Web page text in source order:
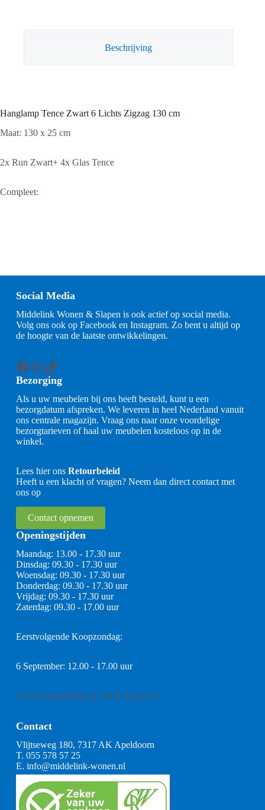
Beschrijving
Hanglamp Tence Zwart 6 Lichts Zigzag 130 cm
Maat: 130 x 25 cm
2x Run Zwart+ 4x Glas Tence
Compleet:
Social Media
Middelink Wonen & Slapen is ook actief op social media.
Volg ons ook op Facebook en Instagram. Zo bent u altijd op
de hoogte van de laatste ontwikkelingen.
Facebook
Instagram
TikTok
Bezorging
Als u uw meubelen bij ons heeft besteld, kunt u een
bezorgdatum afspreken. We leveren in heel Nederland vanuit
ons centrale magazijn. Vraag ons naar onze voordelige
bezorgtarieven of haal uw meubelen kosteloos op in de
winkel.
Lees hier ons Retourbeleid
Heeft u een klacht of vragen? Neem dan direct contact met
ons op
Contact opnemen
Openingstijden
Maandag: 13.00 - 17.30 uur
Dinsdag: 09.30 - 17.30 uur
Woensdag: 09.30 - 17.30 uur
Donderdag: 09.30 - 17.30 uur
Vrijdag: 09.30 - 17.30 uur
Zaterdag: 09.30 - 17.00 uur
Eerstvolgende Koopzondag:
6 September: 12.00 - 17.00 uur
Geen Koopzondag in Juli & Augustus
Contact
Vlijtseweg 180, 7317 AK Apeldoorn
T. 055 578 57 25
E. info@middelink-wonen.nl